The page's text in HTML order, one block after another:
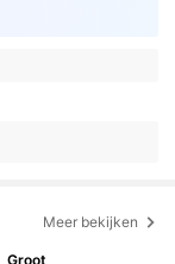
Meer bekijken
Groot